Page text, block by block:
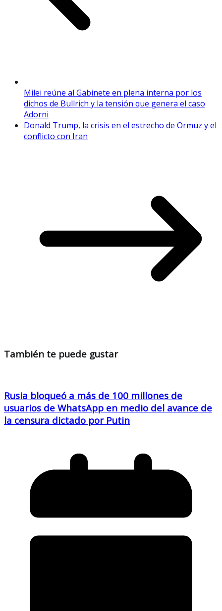
Milei reúne al Gabinete en plena interna por los
dichos de Bullrich y la tensión que genera el caso
Adorni
Donald Trump, la crisis en el estrecho de Ormuz y el
conflicto con Iran
También te puede gustar
Rusia bloqueó a más de 100 millones de
usuarios de WhatsApp en medio del avance de
la censura dictado por Putin